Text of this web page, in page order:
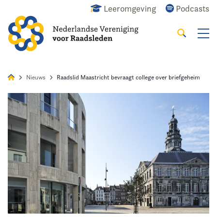
Leeromgeving Podcasts
Zoeken
Home
Agenda
Nieuws
Opleiding
Kennis & Informatie
Nieuws Raadslid Maastricht bevraagt college over briefgeheim